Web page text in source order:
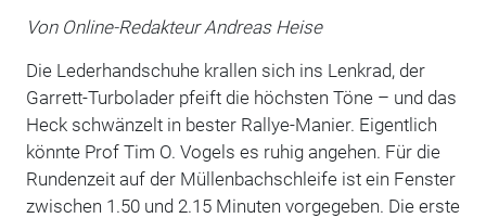
Von Online-Redakteur Andreas Heise
Die Lederhandschuhe krallen sich ins Lenkrad, der
Garrett-Turbolader pfeift die höchsten Töne – und das
Heck schwänzelt in bester Rallye-Manier. Eigentlich
könnte Prof Tim O. Vogels es ruhig angehen. Für die
Rundenzeit auf der Müllenbachschleife ist ein Fenster
zwischen 1.50 und 2.15 Minuten vorgegeben. Die erste